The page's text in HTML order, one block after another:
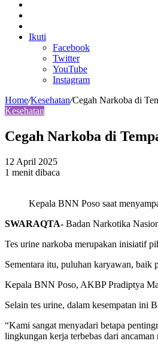
In
Ikuti
Facebook
Twitter
YouTube
Instagram
Home/Kesehatan/Cegah Narkoba di
Kesehatan
Cegah Narkoba di
12 April 2025
1 menit dibaca
Kepala BNN Poso saat
SWARAQTA- Badan Narkotika
Tes urine narkoba merupakan inisiatif
Sementara itu, puluhan karyawan,
Kepala BNN Poso, AKBP Pradiptya
Selain tes urine, dalam kesempatan ini
“Kami sangat menyadari betapa
lingkungan kerja terbebas dari